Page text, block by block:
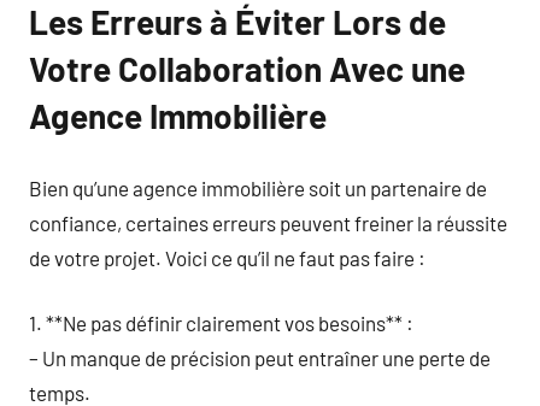
Les Erreurs à Éviter Lors de
Votre Collaboration Avec une
Agence Immobilière
Bien qu’une agence immobilière soit un partenaire de
confiance, certaines erreurs peuvent freiner la réussite
de votre projet. Voici ce qu’il ne faut pas faire :
1. **Ne pas définir clairement vos besoins** :
– Un manque de précision peut entraîner une perte de
temps.